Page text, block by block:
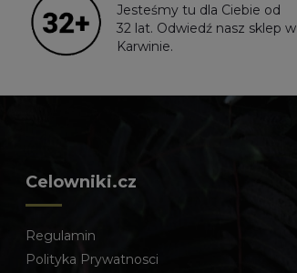
Jesteśmy tu dla Ciebie od
32 lat. Odwiedź nasz sklep w
Karwinie.
Celowniki.cz
Regulamin
Polityka Prywatnosci